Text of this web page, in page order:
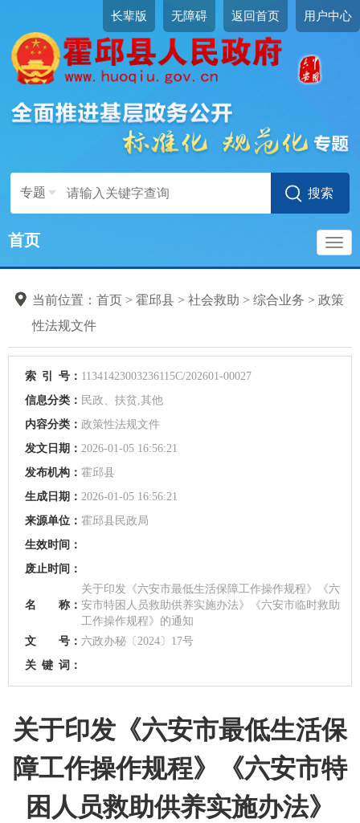
长辈版 无障碍 返回首页 用户中心
专题
首页
当前位置： 首页 > 霍邱县 > 社会救助 > 综合业务 > 政策
性法规文件
索 引 号： 11341423003236115C/202601-00027
信息分类： 民政、扶贫,其他
内容分类： 政策性法规文件
发文日期： 2026-01-05 16:56:21
发布机构： 霍邱县
生成日期： 2026-01-05 16:56:21
来源单位： 霍邱县民政局
生效时间：
废止时间：
名 称：
关于印发《六安市最低生活保障工作操作规程》《六
安市特困人员救助供养实施办法》《六安市临时救助
工作操作规程》的通知
文 号： 六政办秘〔2024〕17号
关 键 词：
关于印发《六安市最低生活保
障工作操作规程》《六安市特
困人员救助供养实施办法》